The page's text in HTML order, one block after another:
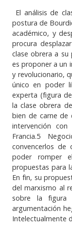
El análisis de
postura de
académico, y
procura
clase obrera a su
es proponer a un
y revolucionario,
único en poder
experta (figura
la clase obrera
bien de carne de
intervención
Francia.5
convencerlos de
poder romper
propuestas para
En fin, su
del marxismo al
sobre la figura
argumentación
Intelectualmente